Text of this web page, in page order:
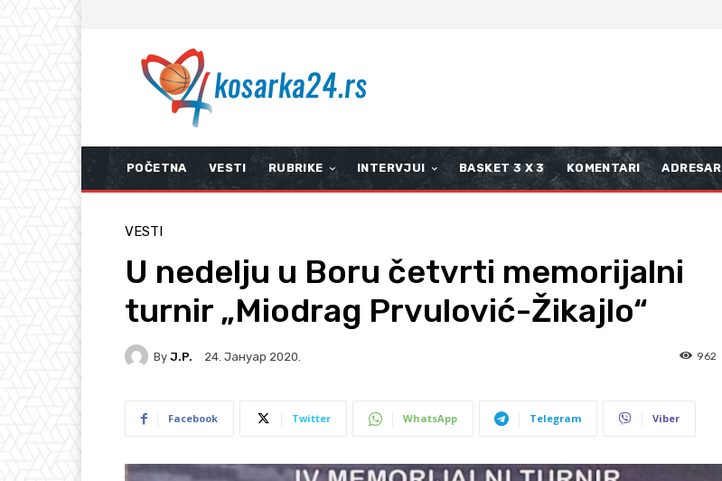
POČETNA VESTI RUBRIKE INTERVJUI BASKET 3 X 3 KOMENTARI ADRESAR
VESTI
U nedelju u Boru četvrti memorijalni
turnir „Miodrag Prvulović-Žikajlo“
By J.P. 24. Јануар 2020. 962
Facebook Twitter WhatsApp Telegram Viber